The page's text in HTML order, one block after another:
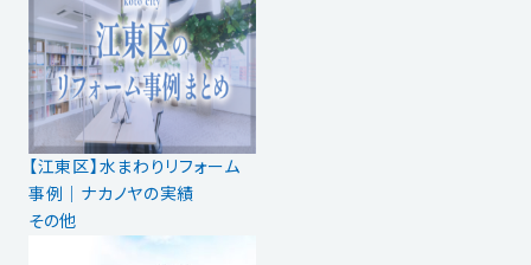
【江東区】水まわりリフォーム
事例｜ナカノヤの実績
その他